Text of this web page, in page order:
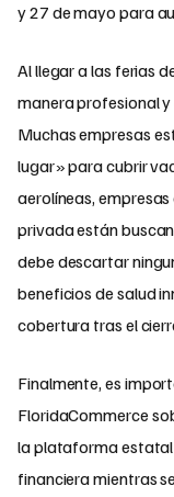
y 27 de mayo para
Al llegar a las ferias
manera profesional
Muchas empresas
lugar» para cubrir
aerolíneas,
privada están
debe descartar
beneficios de salud
cobertura tras el
Finalmente, es
FloridaCommerce
la plataforma
financiera mientras